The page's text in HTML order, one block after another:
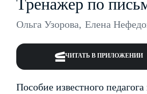
Тренажер по
Ольга Узорова, Елена
ЧИТАТЬ В ПРИЛОЖЕНИИ
Пособие известного